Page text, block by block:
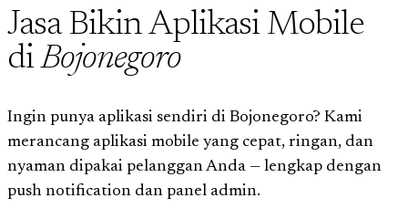
Jasa Bikin Aplikasi Mobile
diBojonegoro
Ingin punya aplikasi sendiri di Bojonegoro? Kami
merancang aplikasi mobile yang cepat, ringan, dan
nyaman dipakai pelanggan Anda — lengkap dengan
push notification dan panel admin.